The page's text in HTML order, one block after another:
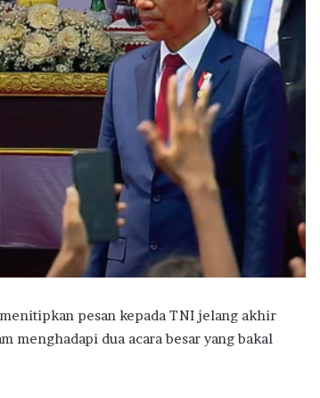
pesan kepada TNI jelang akhir
menghadapi dua acara besar yang bakal